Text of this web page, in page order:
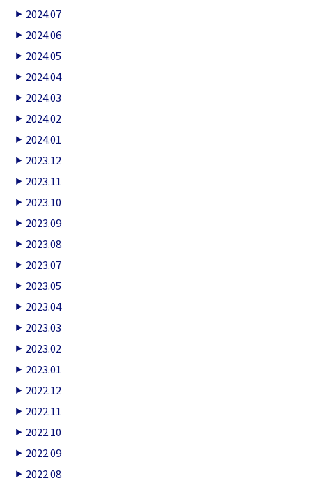
2024.07
2024.06
2024.05
2024.04
2024.03
2024.02
2024.01
2023.12
2023.11
2023.10
2023.09
2023.08
2023.07
2023.05
2023.04
2023.03
2023.02
2023.01
2022.12
2022.11
2022.10
2022.09
2022.08